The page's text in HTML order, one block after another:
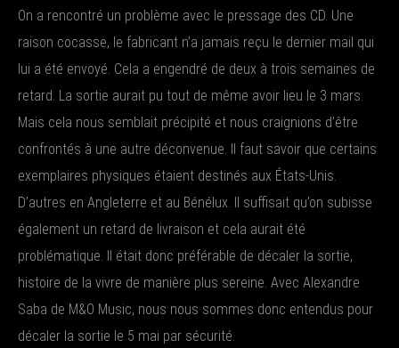
On a rencontré un problème avec le pressage des CD. Une
raison cocasse, le fabricant n’a jamais reçu le dernier mail qui
lui a été envoyé. Cela a engendré de deux à trois semaines de
retard. La sortie aurait pu tout de même avoir lieu le 3 mars.
Mais cela nous semblait précipité et nous craignions d’être
confrontés à une autre déconvenue. Il faut savoir que certains
exemplaires physiques étaient destinés aux États-Unis.
D’autres en Angleterre et au Bénélux. Il suffisait qu’on subisse
également un retard de livraison et cela aurait été
problématique. Il était donc préférable de décaler la sortie,
histoire de la vivre de manière plus sereine. Avec Alexandre
Saba de M&O Music, nous nous sommes donc entendus pour
décaler la sortie le 5 mai par sécurité.